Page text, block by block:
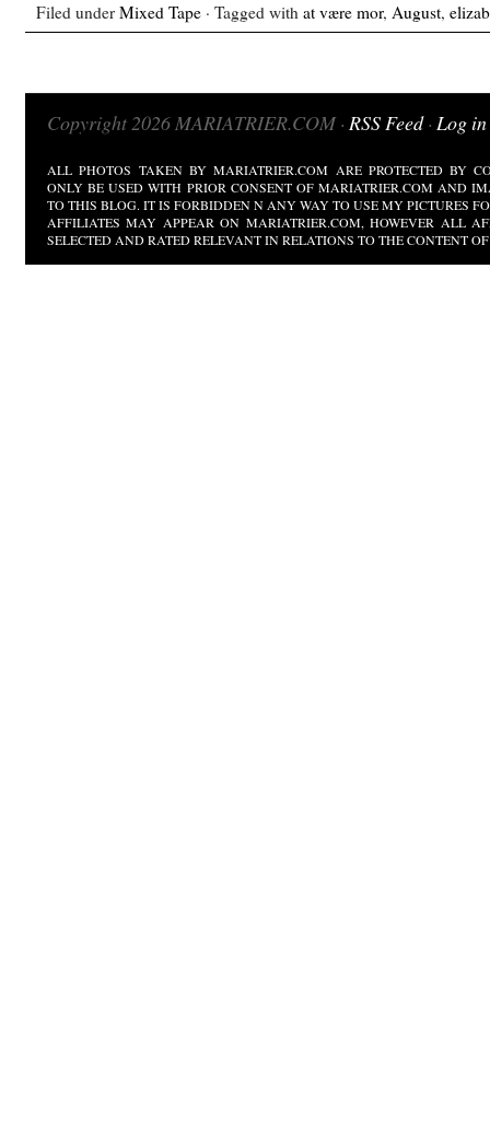
Filed under Mixed Tape · Tagged with at være mor, August,
Copyright 2026 MARIATRIER.COM · RSS Feed· Log in
ALL PHOTOS TAKEN BY MARIATRIER.COM ARE PROTECTED BY
ONLY BE USED WITH PRIOR CONSENT OF MARIATRIER.COM AND
TO THIS BLOG. IT IS FORBIDDEN N ANY WAY TO USE MY PICTURES
AFFILIATES MAY APPEAR ON MARIATRIER.COM, HOWEVER ALL
SELECTED AND RATED RELEVANT IN RELATIONS TO THE CONTENT